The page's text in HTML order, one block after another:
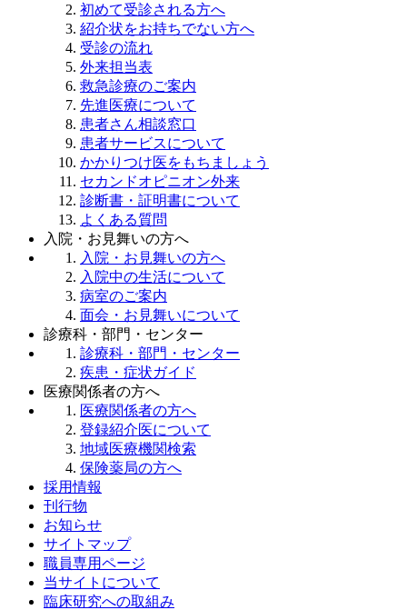
初めて受診される方へ
紹介状をお持ちでない方へ
受診の流れ
外来担当表
救急診療のご案内
先進医療について
患者さん相談窓口
患者サービスについて
かかりつけ医をもちましょう
セカンドオピニオン外来
診断書・証明書について
よくある質問
入院・お見舞いの方へ
入院・お見舞いの方へ
入院中の生活について
病室のご案内
面会・お見舞いについて
診療科・部門・センター
診療科・部門・センター
疾患・症状ガイド
医療関係者の方へ
医療関係者の方へ
登録紹介医について
地域医療機関検索
保険薬局の方へ
採用情報
刊行物
お知らせ
サイトマップ
職員専用ページ
当サイトについて
臨床研究への取組み